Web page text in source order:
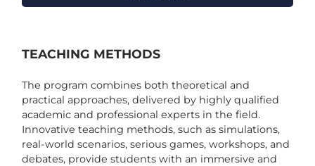
TEACHING METHODS
The program combines both theoretical and
practical approaches, delivered by highly qualified
academic and professional experts in the field.
Innovative teaching methods, such as simulations,
real-world scenarios, serious games, workshops, and
debates, provide students with an immersive and